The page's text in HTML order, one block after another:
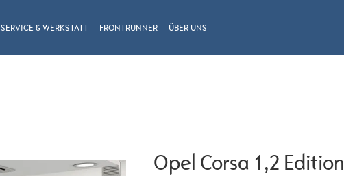
SERVICE & WERKSTATT FRONTRUNNER ÜBER UNS
Opel Corsa 1,2 Edition